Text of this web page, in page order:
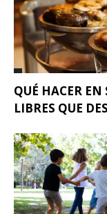
QUÉ HACER
LIBRES QUE